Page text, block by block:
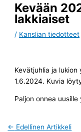
Kevään
lakkiaiset
/ Kanslian tiedotteet
Kevätjuhlia ja
1.6.2024. Kuvia
Paljon onnea uusille
← Edellinen Artikkeli